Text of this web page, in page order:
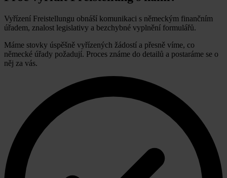
Vyřízení Freistellungu obnáší komunikaci s německým finančním
úřadem, znalost legislativy a bezchybné vyplnění formulářů.
Máme stovky úspěšně vyřízených žádostí a přesně víme, co
německé úřady požadují. Proces známe do detailů a postaráme se o
něj za vás.